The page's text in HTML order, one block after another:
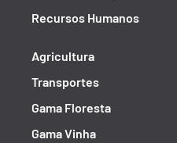
Recursos Humanos
Agricultura
Transportes
Gama Floresta
Gama Vinha